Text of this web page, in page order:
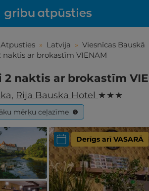
» Latvija » Viesnīcas Bauskā
naktis ar brokastīm VIENAM
2 naktis ar brokastīm
, Rija Bauska Hotel ★ ★ ★
mērķu ceļazīme ?
Derīgs arī VASARĀ